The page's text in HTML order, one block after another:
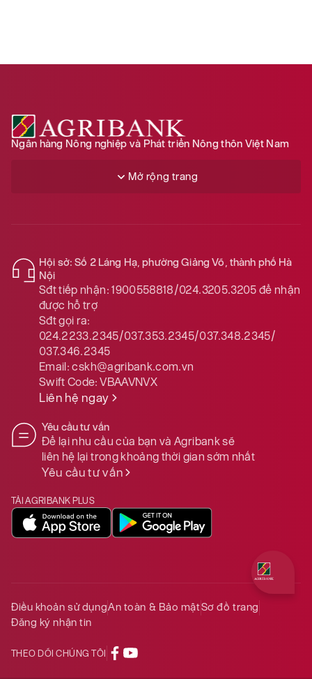
Ngân hàng Nông nghiệp và Phát triển Nông thôn Việt Nam
Mở rộng trang
Hội sở: Số 2 Láng Hạ, phường Giảng Võ, thành phố Hà
Nội
Sđt tiếp nhận: 1900558818/024.3205.3205để nhận
được hỗ trợ
Sđt gọi ra:
024.2233.2345/037.353.2345/037.348.2345/
037.346.2345
Email:cskh@agribank.com.vn
Swift Code:VBAAVNVX
Liên hệ ngay
Yêu cầu tư vấn
Để lại nhu cầu của bạn và Agribank sẽ
liên hệ lại trong khoảng thời gian sớm nhất
Yêu cầu tư vấn
TẢI AGRIBANK PLUS
Điều khoản sử dụngAn toàn & Bảo mậtSơ đồ trang
Đăng ký nhận tin
THEO DÕI CHÚNG TÔI
Quý